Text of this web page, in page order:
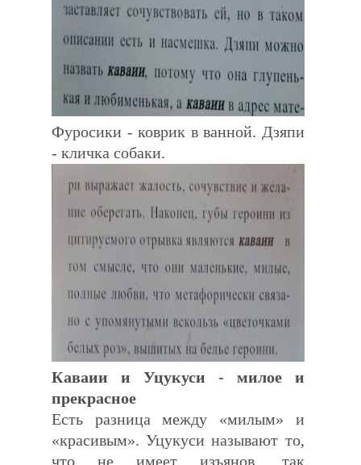
Фуросики - коврик в ванной. Дзяпи
- кличка собаки.
Каваии и Уцукуси - милое и
прекрасное
Есть разница между «милым» и
«красивым». Уцукуси называют то,
что не имеет изъянов, так